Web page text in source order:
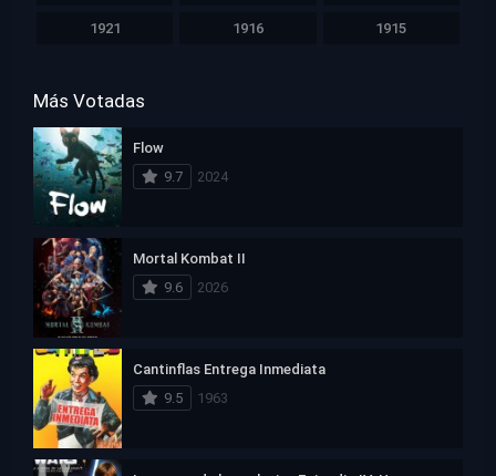
1921 1916 1915
Más Votadas
Flow
9.7
2024
Mortal Kombat II
9.6
2026
Cantinflas Entrega Inmediata
9.5
1963